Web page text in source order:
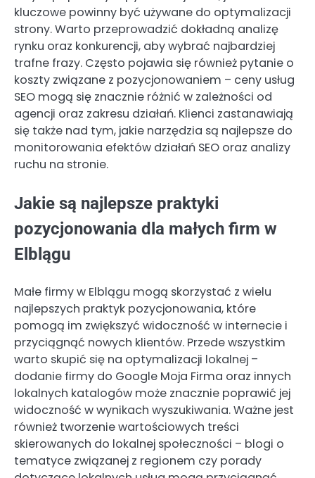
kluczowe powinny być używane do optymalizacji
strony. Warto przeprowadzić dokładną analizę
rynku oraz konkurencji, aby wybrać najbardziej
trafne frazy. Często pojawia się również pytanie o
koszty związane z pozycjonowaniem – ceny usług
SEO mogą się znacznie różnić w zależności od
agencji oraz zakresu działań. Klienci zastanawiają
się także nad tym, jakie narzędzia są najlepsze do
monitorowania efektów działań SEO oraz analizy
ruchu na stronie.
Jakie są najlepsze praktyki
pozycjonowania dla małych firm w
Elblągu
Małe firmy w Elblągu mogą skorzystać z wielu
najlepszych praktyk pozycjonowania, które
pomogą im zwiększyć widoczność w internecie i
przyciągnąć nowych klientów. Przede wszystkim
warto skupić się na optymalizacji lokalnej –
dodanie firmy do Google Moja Firma oraz innych
lokalnych katalogów może znacznie poprawić jej
widoczność w wynikach wyszukiwania. Ważne jest
również tworzenie wartościowych treści
skierowanych do lokalnej społeczności – blogi o
tematyce związanej z regionem czy porady